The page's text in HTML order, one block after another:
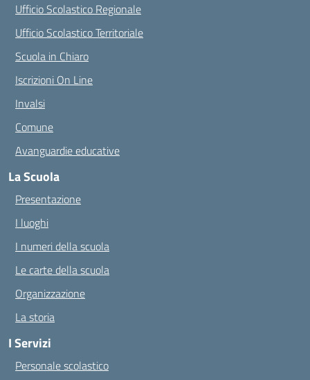
Ufficio Scolastico Regionale
Ufficio Scolastico Territoriale
Scuola in Chiaro
Iscrizioni On Line
Invalsi
Comune
Avanguardie educative
La Scuola
Presentazione
I luoghi
I numeri della scuola
Le carte della scuola
Organizzazione
La storia
I Servizi
Personale scolastico